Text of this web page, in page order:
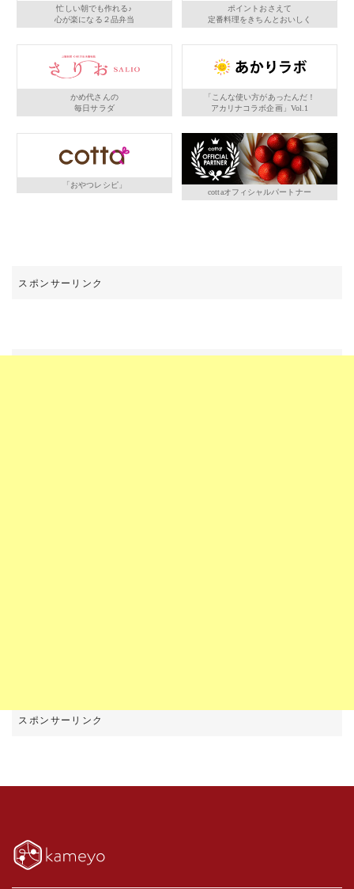
忙しい朝でも作れる♪
心が楽になる２品弁当
ポイントおさえて
定番料理をきちんとおいしく
かめ代さんの
毎日サラダ
「こんな使い方があったんだ！
アカリナコラボ企画」Vol.1
「おやつレシピ」
cottaオフィシャルパートナー